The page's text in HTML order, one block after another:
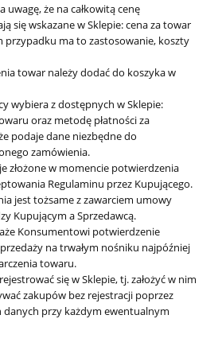
uwagę, że na całkowitą cenę
się wskazane w Sklepie: cena za towar
przypadku ma to zastosowanie, koszty
towar należy dodać do koszyka w
wybiera z dostępnych w Sklepie:
oraz metodę płatności za
podaje dane niezbędne do
zamówienia.
złożone w momencie potwierdzenia
Regulaminu przez Kupującego.
jest tożsame z zawarciem umowy
Kupującym a Sprzedawcą.
Konsumentowi potwierdzenie
na trwałym nośniku najpóźniej
towaru.
się w Sklepie, tj. założyć w nim
zakupów bez rejestracji poprzez
danych przy każdym ewentualnym